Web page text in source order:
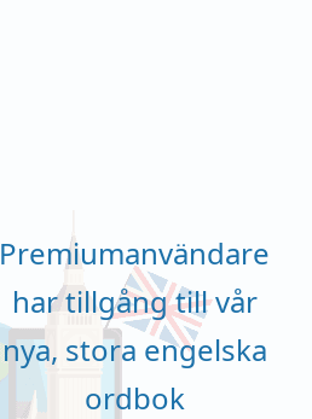
Premiumanvändare
har tillgång till vår
nya, stora engelska
ordbok